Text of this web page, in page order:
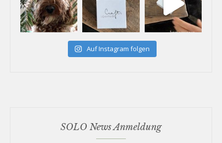
Auf Instagram folgen
SOLO News Anmeldung